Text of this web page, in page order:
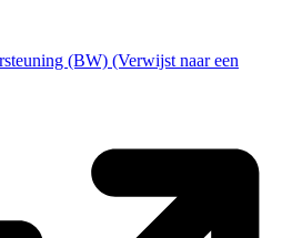
(BW) (Verwijst naar een